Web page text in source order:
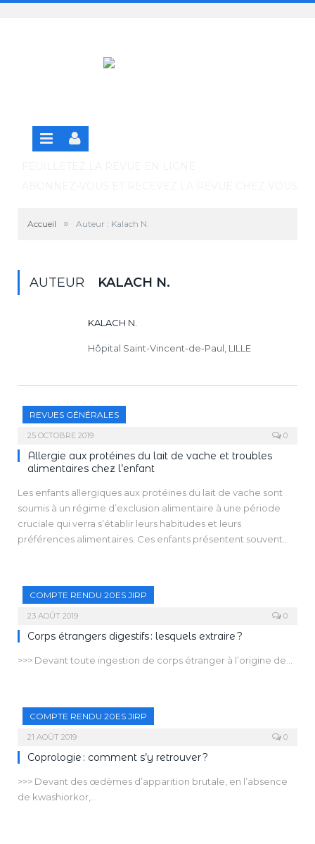
Panneau de gestion des cookies
SE CONNECTER
S'INSCRIRE GRATUITEMENT À LA VERSION EN
Accueil » Auteur : Kalach N.
AUTEUR KALACH N.
KALACH N.
Hôpital Saint-Vincent-de-Paul, LILLE
REVUES GÉNÉRALES
25 OCTOBRE 2019 0
Allergie aux protéines du lait de vache et troubles
alimentaires chez l’enfant
Les enfants allergiques aux protéines du lait de vache sont
soumis à un régime d’exclusion alimentaire à une période
cruciale qui verra s’établir leurs habitudes et leurs
préférences alimentaires. Ces enfants présentent souvent
comparativement aux enfants non allergiques sans régime
d’éviction alimentaire.
Une surveillance médicale longitudinale des paramètres
anthropométriques et biologiques s’impose chez ces enfants
diététicienne spécialisée, qui tiendra compte des besoins
souhaitable.
COMPTE RENDU 20ES JIRP
23 AOÛT 2019 0
Corps étrangers digestifs : lesquels extraire ?
>>> Devant toute ingestion de corps étranger à l’origine de…
COMPTE RENDU 20ES JIRP
21 AOÛT 2019 0
Coprologie : comment s’y retrouver ?
>>> Devant des œdèmes d’apparition brutale, en l’absence
de kwashiorkor,…